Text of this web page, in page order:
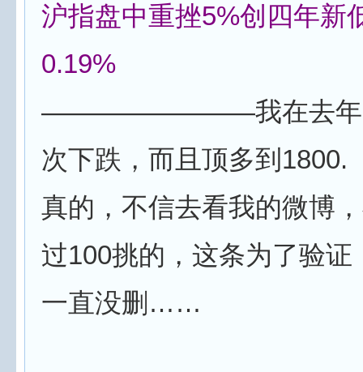
沪指盘中重挫5%创四年新
0.19%
————————我在去年11
次下跌，而且顶多到1800.
真的，不信去看我的微博
过100挑的，这条为了验证
一直没删……